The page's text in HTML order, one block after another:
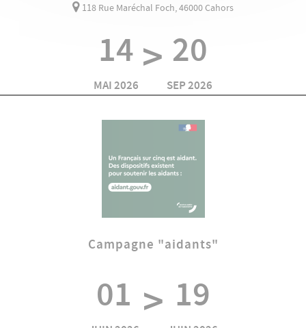
118 Rue Maréchal Foch, 46000 Cahors
14
MAI 2026 > 20
SEP 2026
Campagne "aidants"
01 > 19